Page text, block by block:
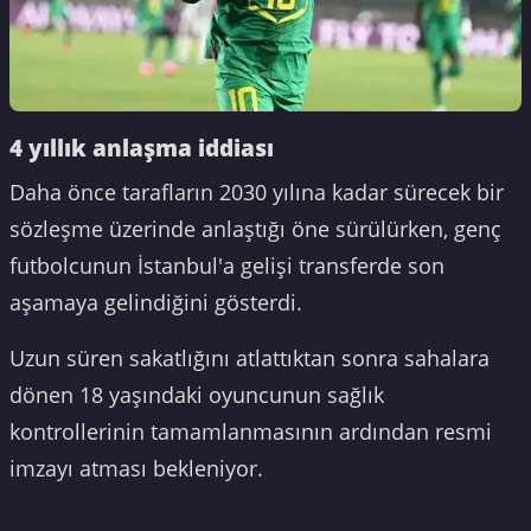
4 yıllık anlaşma iddiası
Daha önce tarafların 2030 yılına kadar sürecek bir
sözleşme üzerinde anlaştığı öne sürülürken, genç
futbolcunun İstanbul'a gelişi transferde son
aşamaya gelindiğini gösterdi.
Uzun süren sakatlığını atlattıktan sonra sahalara
dönen 18 yaşındaki oyuncunun sağlık
kontrollerinin tamamlanmasının ardından resmi
imzayı atması bekleniyor.